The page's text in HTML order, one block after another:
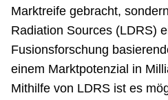
Marktreife gebracht,
Radiation Sources (LDRS)
Fusionsforschung
einem Marktpotenzial in
Mithilfe von LDRS ist es